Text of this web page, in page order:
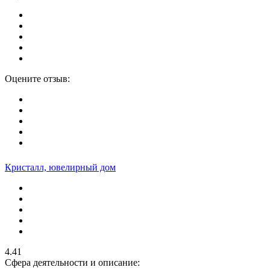
Оцените отзыв:
Кристалл, ювелирный дом
4.41
Сфера деятельности и описание: